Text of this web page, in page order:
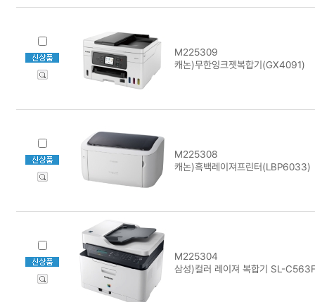
M225309
캐논)무한잉크젯복합기(GX4091)
M225308
캐논)흑백레이져프린터(LBP6033)
M225304
삼성)컬러 레이져 복합기 SL-